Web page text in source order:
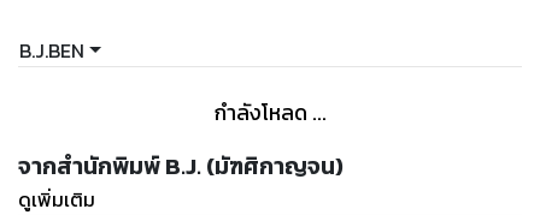
B.J.BEN
กำลังโหลด ...
จากสำนักพิมพ์ B.J. (มัฑศิกาญจน)
ดูเพิ่มเติม